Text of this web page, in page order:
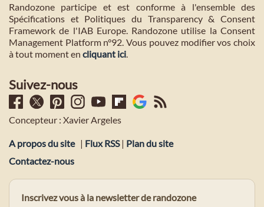
Randozone participe et est conforme à l'ensemble des
Spécifications et Politiques du Transparency & Consent
Framework de l'IAB Europe. Randozone utilise la Consent
Management Platform n°92. Vous pouvez modifier vos choix
à tout moment en cliquant ici
Suivez-nous
Concepteur : Xavier Argeles
A propos du site | Flux RSS| Plan du site
Contactez-nous
Inscrivez vous à la newsletter de randozone